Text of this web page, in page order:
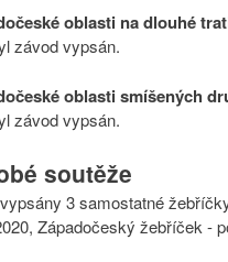
oblasti na dlouhé
závod vypsán.
oblasti smíšených
závod vypsán.
soutěže
3 samostatné
Západočeský žebříček -